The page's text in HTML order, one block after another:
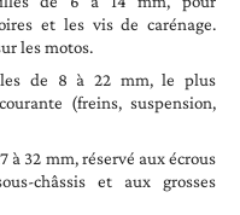
et les vis de carénage.
les motos.
de 8 à 22 mm, le plus
(freins, suspension,
à 32 mm, réservé aux écrous
châssis et aux grosses